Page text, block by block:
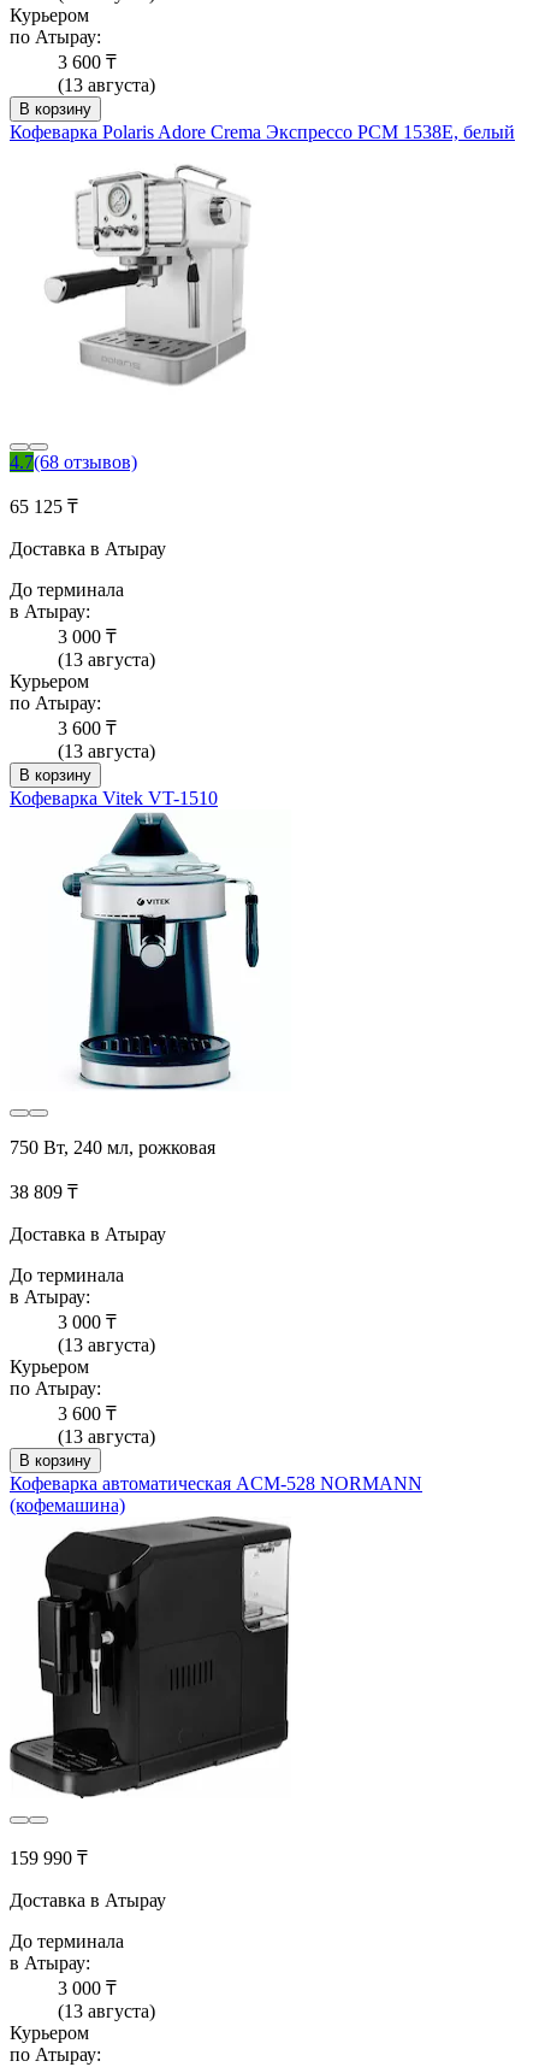
Курьером
по Атырау:
3 600 ₸
(13 августа)
В корзину
Кофеварка Polaris Adore Crema Экспрессо PCM 1538E, белый
4.7(68 отзывов)
65 125 ₸
Доставка в Атырау
До терминала
в Атырау:
3 000 ₸
(13 августа)
Курьером
по Атырау:
3 600 ₸
(13 августа)
В корзину
Кофеварка Vitek VT-1510
750 Вт, 240 мл, рожковая
38 809 ₸
Доставка в Атырау
До терминала
в Атырау:
3 000 ₸
(13 августа)
Курьером
по Атырау:
3 600 ₸
(13 августа)
В корзину
Кофеварка автоматическая ACM-528 NORMANN
(кофемашина)
159 990 ₸
Доставка в Атырау
До терминала
в Атырау:
3 000 ₸
(13 августа)
Курьером
по Атырау: